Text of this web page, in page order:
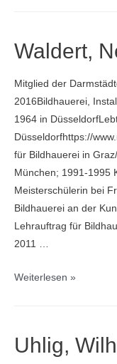
Waldert,
Mitglied der
2016Bildhauerei,
1964 in
Düsseldorfhttps://
für Bildhauerei in
München; 1991-1995
Meisterschülerin bei
Bildhauerei an der
Lehrauftrag für
2011 …
Waldert,
Weiterlesen »
Uhlig,